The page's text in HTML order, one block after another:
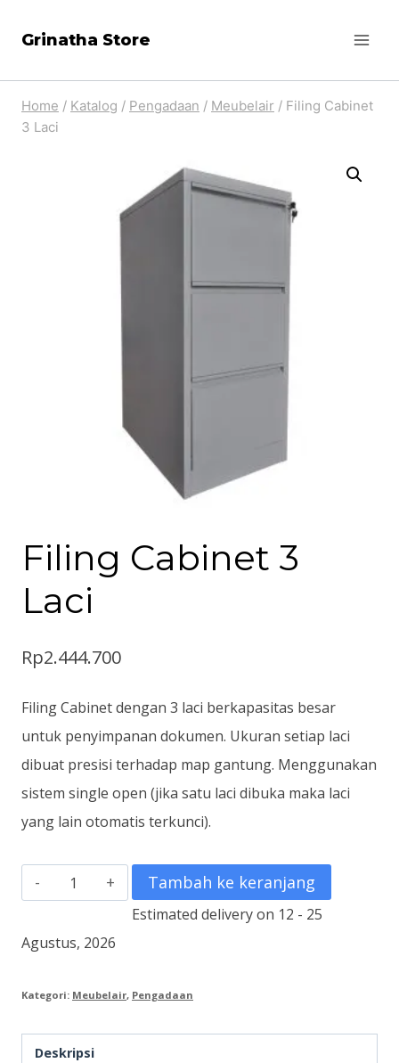
Grinatha Store
Home / Katalog / Pengadaan / Meubelair / Filing Cabinet
3 Laci
Filing Cabinet 3
Laci
Rp2.444.700
Filing Cabinet dengan 3 laci berkapasitas besar
untuk penyimpanan dokumen. Ukuran setiap laci
dibuat presisi terhadap map gantung. Menggunakan
sistem single open (jika satu laci dibuka maka laci
yang lain otomatis terkunci).
Kuantitas
Filing
Cabinet
Laci
Tambah ke keranjang
Estimated delivery on 12 - 25
Agustus, 2026
Kategori: Meubelair, Pengadaan
Deskripsi